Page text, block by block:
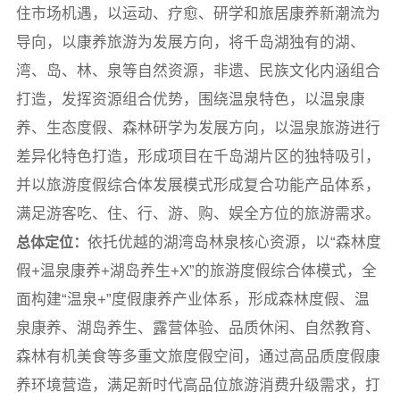
住市场机遇，以运动、疗愈、研学和旅居康养新潮流为
导向，以康养旅游为发展方向，将千岛湖独有的湖、
湾、岛、林、泉等自然资源，非遗、民族文化内涵组合
打造，发挥资源组合优势，围绕温泉特色，以温泉康
养、生态度假、森林研学为发展方向，以温泉旅游进行
差异化特色打造，形成项目在千岛湖片区的独特吸引，
并以旅游度假综合体发展模式形成复合功能产品体系，
满足游客吃、住、行、游、购、娱全方位的旅游需求。
总体定位： 依托优越的湖湾岛林泉核心资源，以“森林度
假+温泉康养+湖岛养生+X”的旅游度假综合体模式，全
面构建“温泉+”度假康养产业体系，形成森林度假、温
泉康养、湖岛养生、露营体验、品质休闲、自然教育、
森林有机美食等多重文旅度假空间，通过高品质度假康
养环境营造，满足新时代高品位旅游消费升级需求，打